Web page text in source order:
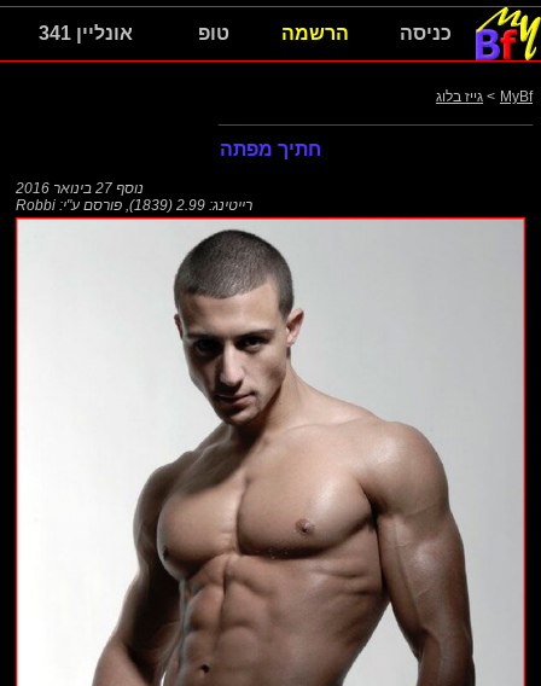
כניסה הרשמה טופ אונליין 341
MyBf
> גייז בלוג
חתיך מפתה
נוסף 27 בינואר 2016
רייטינג: 2.99 (1839)
, פורסם ע"י: Robbi